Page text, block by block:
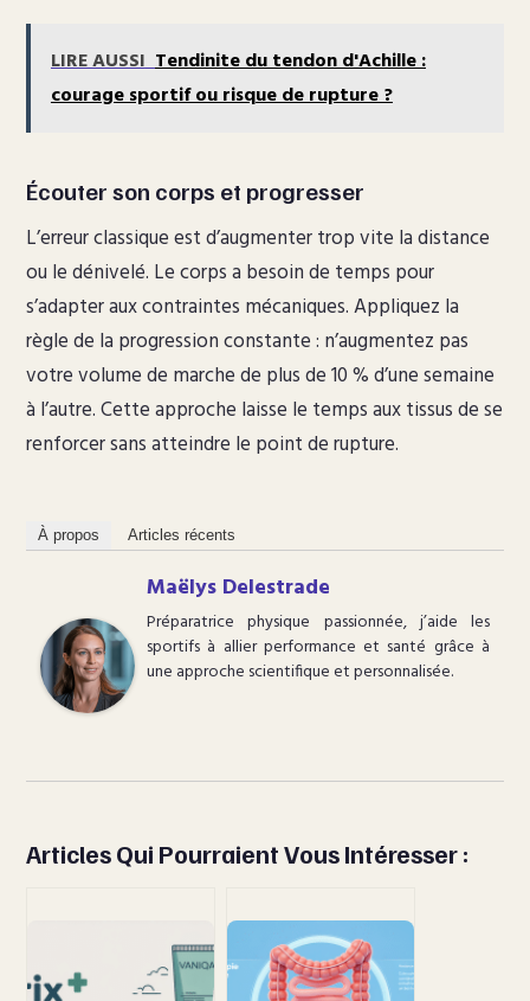
LIRE AUSSI Tendinite du tendon d'Achille :
courage sportif ou risque de rupture ?
Écouter son corps et progresser
L’erreur classique est d’augmenter trop vite la distance
ou le dénivelé. Le corps a besoin de temps pour
s’adapter aux contraintes mécaniques. Appliquez la
règle de la progression constante : n’augmentez pas
votre volume de marche de plus de 10 % d’une semaine
à l’autre. Cette approche laisse le temps aux tissus de se
renforcer sans atteindre le point de rupture.
À propos Articles récents
Maëlys Delestrade
Préparatrice physique passionnée, j’aide les
sportifs à allier performance et santé grâce à
une approche scientifique et personnalisée.
Articles Qui Pourraient Vous Intéresser :